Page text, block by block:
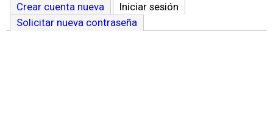
Crear cuenta nueva Iniciar sesión
Solicitar nueva contraseña